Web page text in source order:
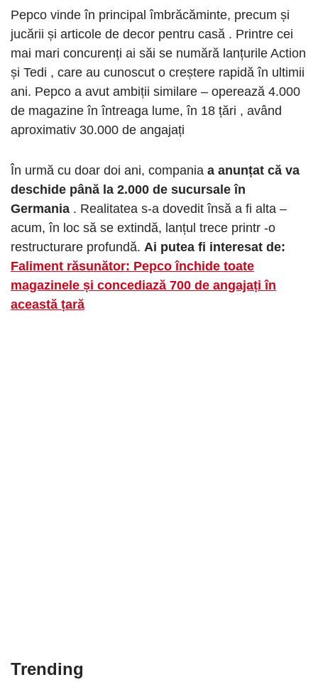
Pepco vinde în principal îmbrăcăminte, precum și
jucării și articole de decor pentru casă . Printre cei
mai mari concurenți ai săi se numără lanțurile Action
și Tedi , care au cunoscut o creștere rapidă în ultimii
ani. Pepco a avut ambiții similare – operează 4.000
de magazine în întreaga lume, în 18 țări , având
aproximativ 30.000 de angajați
În urmă cu doar doi ani, compania a anunțat că va
deschide până la 2.000 de sucursale în
Germania . Realitatea s-a dovedit însă a fi alta –
acum, în loc să se extindă, lanțul trece printr -o
restructurare profundă. Ai putea fi interesat de:
Faliment răsunător: Pepco închide toate
magazinele și concediază 700 de angajați în
această țară
Trending